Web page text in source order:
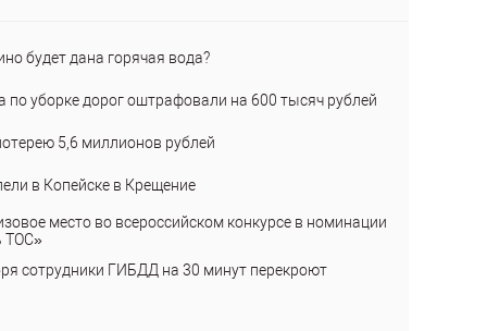
будет дана горячая вода?
по уборке дорог оштрафовали на 600 тысяч рублей
5,6 миллионов рублей
в Копейске в Крещение
место во всероссийском конкурсе в номинации
ТОС»
сотрудники ГИБДД на 30 минут перекроют